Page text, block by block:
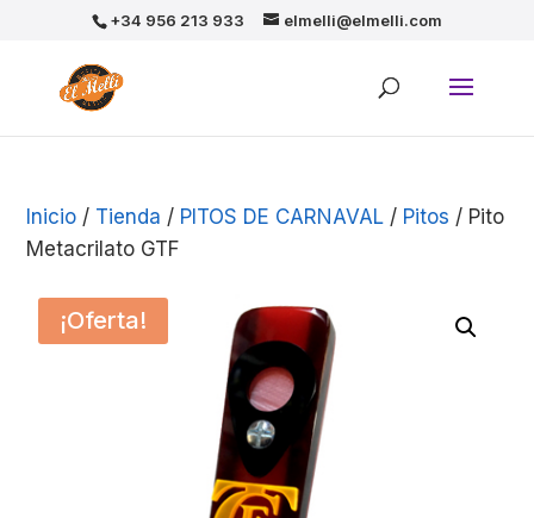
+34 956 213 933 elmelli@elmelli.com
Inicio / Tienda / PITOS DE CARNAVAL / Pitos / Pito
Metacrilato GTF
¡Oferta!